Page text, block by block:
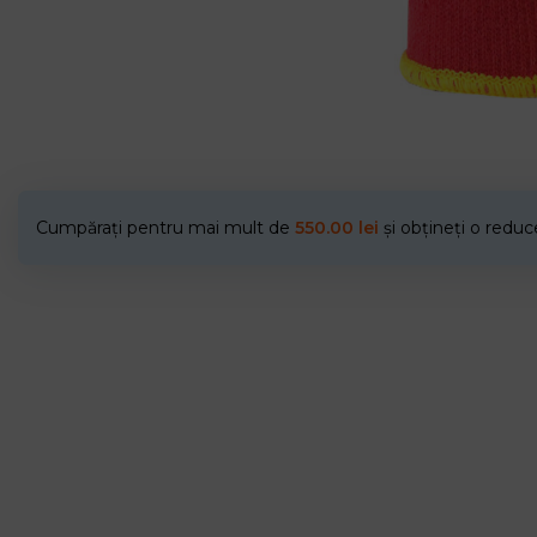
Cumpărați pentru mai mult de 550.00 lei și obțineți o